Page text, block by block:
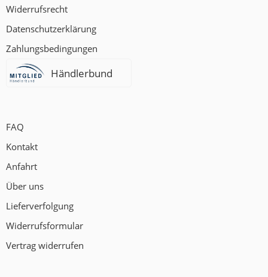
Widerrufsrecht
Datenschutzerklärung
Zahlungsbedingungen
Händlerbund
FAQ
Kontakt
Anfahrt
Über uns
Lieferverfolgung
Widerrufsformular
Vertrag widerrufen